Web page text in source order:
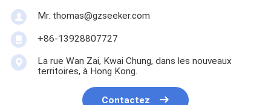
Mr. thomas@gzseeker.com
+86-13928807727
La rue Wan Zai, Kwai Chung, dans les nouveaux
territoires, à Hong Kong.
Contactez